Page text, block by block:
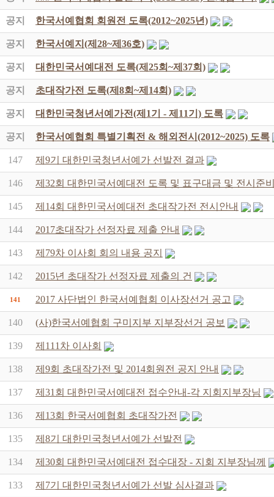
공지 한국서예협회 회원전 도록(2012~2025년)
공지 한국서예지(제28~제36호)
공지 대한민국서예대전 도록(제25회~제37회)
공지 초대작가전 도록(제8회~제14회)
공지 대한민국청년서예가전(제1기 - 제11기) 도록
공지 한국서예협회 특별기획전 & 해외전시(2012~2025) 도록
147 제9기 대한민국청년서예가 선발전 결과
146 제32회 대한민국서예대전 도록 및 표구대금 및 전시준
145 제14회 대한민국서예대전 초대작가전 전시안내
144 2017초대작가 선정자료 제출 안내
143 제79차 이사회 회의 내용 공지
142 2015년 초대작가 선정자료 제출의 건
141 2017 사단법인 한국서예협회 이사장선거 공고
140 (사)한국서예협회 구미지부 지부장선거 공보
139 제111차 이사회
138 제9회 초대작가전 및 2014회원전 공지 안내
137 제31회 대한민국서예대전 접수안내-각 지회지부장님
136 제13회 한국서예협회 초대작가전
135 제8기 대한민국청년서예가 선발전
134 제30회 대한민국서예대전 접수대장 - 지회 지부장님께
133 제7기 대한민국청년서예가 선발 심사결과